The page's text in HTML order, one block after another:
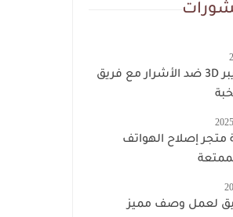
لعبة السنايبر 3D ضد الأشرار مع فريق
متجر إصلاح الهواتف
لعمل وصف مميز